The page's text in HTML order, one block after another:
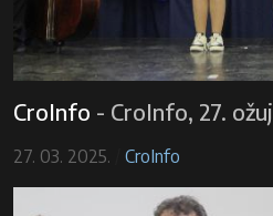
CroInfo - CroInfo, 27.
27. 03. 2025. CroInfo